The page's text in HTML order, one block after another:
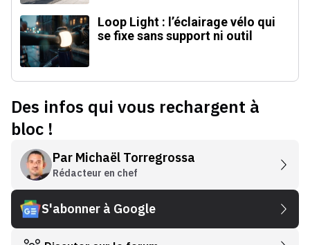
Loop Light : l’éclairage vélo qui
se fixe sans support ni outil
Des infos qui vous rechargent à
bloc !
Par Michaël Torregrossa
Rédacteur en chef
S'abonner à Google